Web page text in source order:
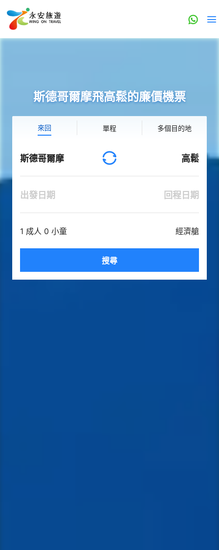
斯德哥爾摩飛高鬆的廉價機票
來回 單程 多個目的地
斯德哥爾摩 高鬆
出發日期 回程日期
1 成人 0 小童 經濟艙
搜尋